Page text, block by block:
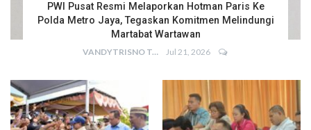
PWI Pusat Resmi Melaporkan Hotman Paris Ke
Polda Metro Jaya, Tegaskan Komitmen Melindungi
Martabat Wartawan
VANDYTRISNO TALUMEPA Jul 21, 2026